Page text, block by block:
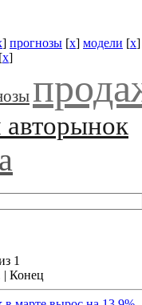
] прогнозы [x] модели [x]
[x]
авторынок
1
| Конец